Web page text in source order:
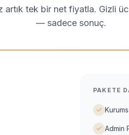
artık tek bir net fiyatla. Gizli
— sadece sonuç.
PAKETE
Admin